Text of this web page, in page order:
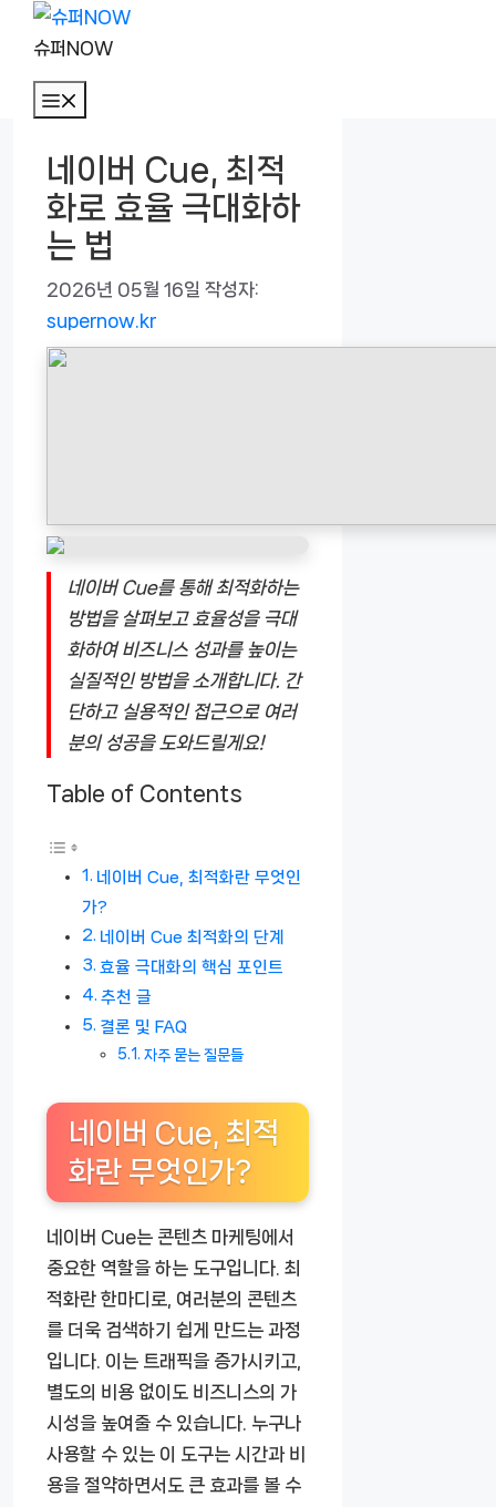
슈퍼NOW
네이버 Cue, 최적
화로 효율 극대화하
는 법
2026년 05월 16일 작성자:
supernow.kr
네이버 Cue를 통해 최적화하는
방법을 살펴보고 효율성을 극대
화하여 비즈니스 성과를 높이는
실질적인 방법을 소개합니다. 간
단하고 실용적인 접근으로 여러
분의 성공을 도와드릴게요!
Table of Contents
네이버 Cue, 최적화란 무엇인
가?
네이버 Cue 최적화의 단계
효율 극대화의 핵심 포인트
추천 글
결론 및 FAQ
자주 묻는 질문들
네이버 Cue, 최적
화란 무엇인가?
네이버 Cue는 콘텐츠 마케팅에서
중요한 역할을 하는 도구입니다. 최
적화란 한마디로, 여러분의 콘텐츠
를 더욱 검색하기 쉽게 만드는 과정
입니다. 이는 트래픽을 증가시키고,
별도의 비용 없이도 비즈니스의 가
시성을 높여줄 수 있습니다. 누구나
사용할 수 있는 이 도구는 시간과 비
용을 절약하면서도 큰 효과를 볼 수